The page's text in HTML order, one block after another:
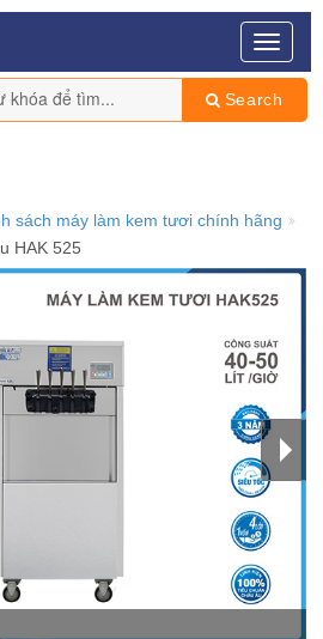
Search
sách máy làm kem tươi chính hãng
HAK 525